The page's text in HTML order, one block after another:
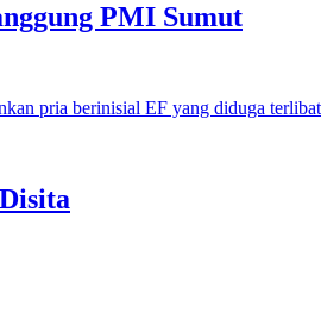
PMI Sumut